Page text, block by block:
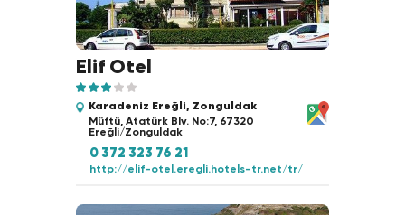
Elif Otel
Karadeniz Ereğli, Zonguldak
Müftü, Atatürk Blv. No:7, 67320
Ereğli/Zonguldak
0 372 323 76 21
http://elif-otel.eregli.hotels-tr.net/tr/